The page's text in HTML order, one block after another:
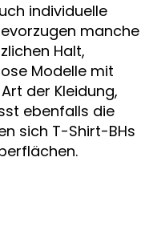
individuelle
manche
Halt,
Modelle mit
der Kleidung,
ebenfalls die
sich T-Shirt-BHs